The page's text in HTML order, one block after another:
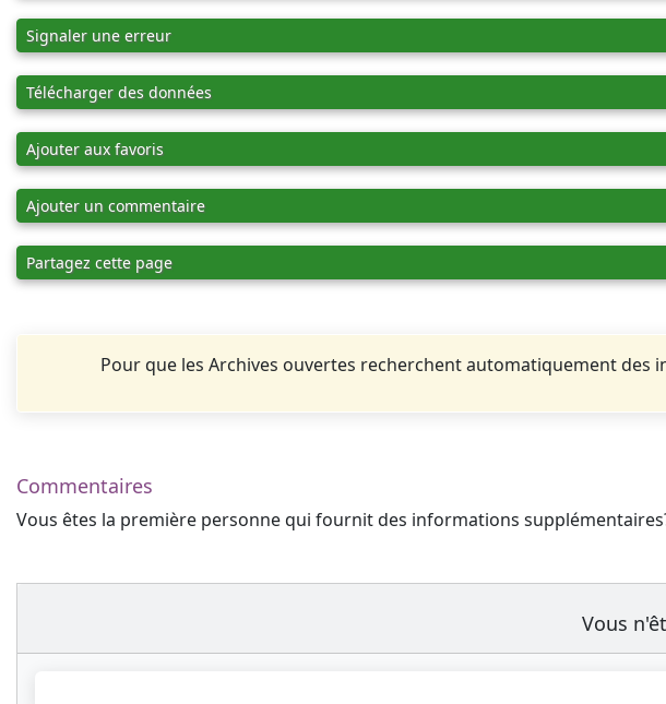
Signaler une erreur
Télécharger des données
Ajouter aux favoris
Ajouter un commentaire
Partagez cette page
Pour que les Archives ouvertes recherchent automatiquement
Commentaires
Vous êtes la première personne qui fournit des informations
Vous